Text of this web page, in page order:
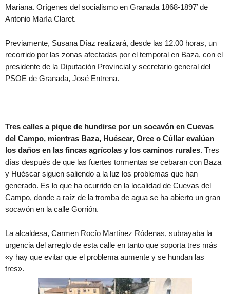
Mariana. Orígenes del socialismo en Granada 1868-1897’ de
Antonio María Claret.
Previamente, Susana Díaz realizará, desde las 12.00 horas, un
recorrido por las zonas afectadas por el temporal en Baza, con el
presidente de la Diputación Provincial y secretario general del
PSOE de Granada, José Entrena.
Tres calles a pique de hundirse por un socavón en Cuevas
del Campo, mientras Baza, Huéscar, Orce o Cúllar evalúan
los daños en las fincas agrícolas y los caminos rurales. Tres
días después de que las fuertes tormentas se cebaran con Baza
y Huéscar siguen saliendo a la luz los problemas que han
generado. Es lo que ha ocurrido en la localidad de Cuevas del
Campo, donde a raíz de la tromba de agua se ha abierto un gran
socavón en la calle Gorrión.
La alcaldesa, Carmen Rocío Martínez Ródenas, subrayaba la
urgencia del arreglo de esta calle en tanto que soporta tres más
«y hay que evitar que el problema aumente y se hundan las
tres».